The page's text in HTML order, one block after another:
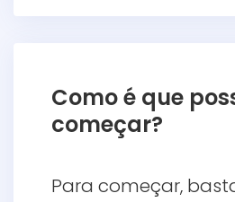
Como é que
começar?
Para começar,